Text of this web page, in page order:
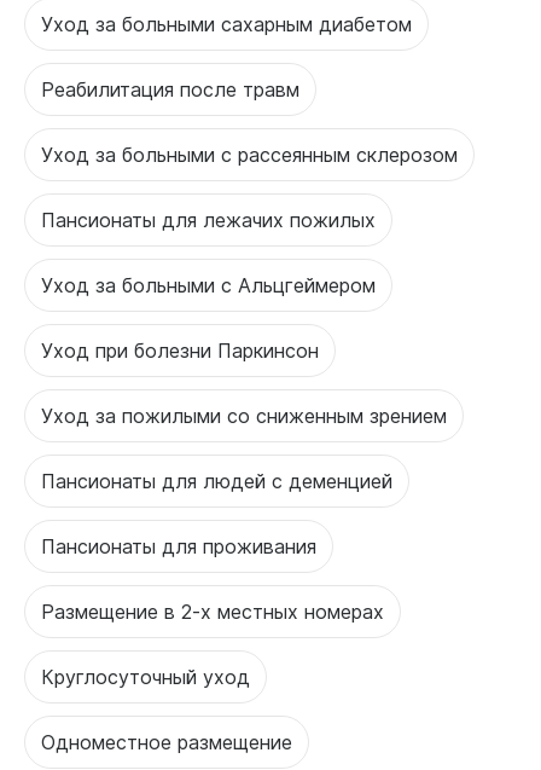
Уход за больными сахарным диабетом
Реабилитация после травм
Уход за больными с рассеянным склерозом
Пансионаты для лежачих пожилых
Уход за больными с Альцгеймером
Уход при болезни Паркинсон
Уход за пожилыми со сниженным зрением
Пансионаты для людей с деменцией
Пансионаты для проживания
Размещение в 2-х местных номерах
Круглосуточный уход
Одноместное размещение